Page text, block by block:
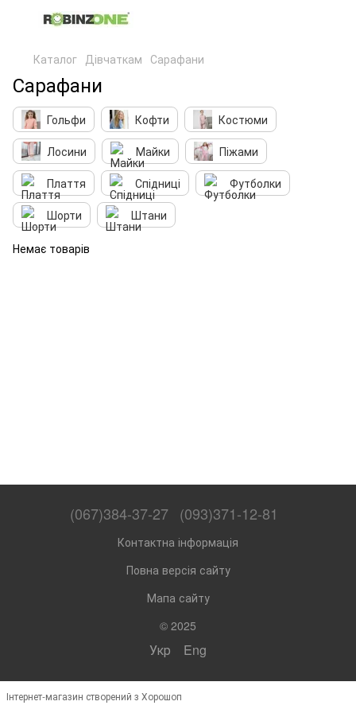
Каталог Дівчаткам Сарафани
Сарафани
Гольфи Кофти
Костюми
Лосини
Майки
Піжами
Плаття
Спідниці
Футболки
Шорти
Штани
Немає товарів
(067)384-37-27 (093)371-12-81
Контактна інформація
Повна версія сайту
Мапа сайту
© 2025
Укр Eng
Інтернет-магазин створений з Хорошоп